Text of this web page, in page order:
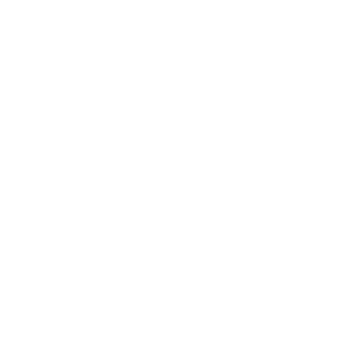
kinem było ogromne. Pierwszym filmem zrealizowanym
publiczności, która pokochała tę prostą historię okupacyjną i